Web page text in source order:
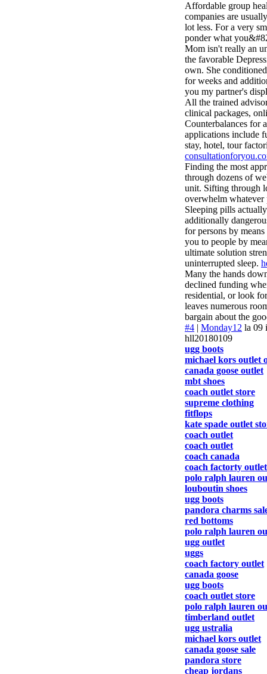
Affordable group
companies are
lot less. For a very
ponder what
Mom isn't really an
the favorable
own. She
for weeks and
you my partner's
All the trained
clinical packages,
Counterbalances for
applications include
stay, hotel, tour
Finding the most
through dozens of
unit. Sifting through
overwhelm
Sleeping pills
additionally
for persons by
you to people by
ultimate solution
uninterrupted sleep.
Many the hands
declined funding
residential, or look
leaves numerous
bargain about the
#4 | Monday12 la 09
hll20180109
ugg boots
michael kors outlet
canada goose outlet
mbt shoes
coach outlet store
supreme clothing
fitflops
kate spade outlet
coach outlet
coach outlet
coach canada
coach factorty outlet
polo ralph lauren
louboutin shoes
ugg boots
pandora charms
red bottoms
polo ralph lauren
ugg outlet
uggs
coach factory outlet
canada goose
ugg boots
coach outlet store
polo ralph lauren
timberland outlet
ugg ustralia
michael kors outlet
canada goose sale
pandora store
cheap jordans